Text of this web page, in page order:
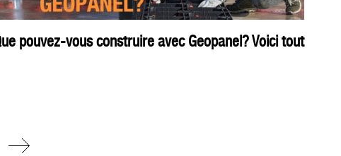
pouvez-vous construire avec Geopanel? Voici tout